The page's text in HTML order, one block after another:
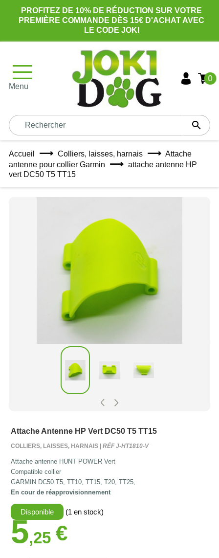
PROFITEZ DE 10% DE RÉDUCTION SUR VOTRE
PREMIÈRE COMMANDE DÈS 15€ D'ACHAT AVEC
LE CODE JOKI
Menu

0
Accueil Colliers, laisses, harnais
Attache
antenne pour collier Garmin
attache antenne HP
vert DC50 T5 TT15
Attache Antenne HP Vert DC50 T5 TT15
COLLIERS, LAISSES, HARNAIS | RÉF J-HT1810-V
Attache antenne HUNT POWER Vert
Compatible collier
GARMIN DC50 T5, TT10, TT15,T20, TT25,
En cour de réapprovisionnement
Disponible (1 en stock)
5,25 €